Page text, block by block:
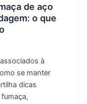
de aço
o que
à
se manter
dicas